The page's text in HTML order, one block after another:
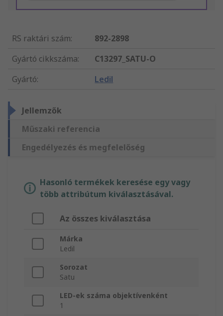
RS raktári szám:
892-2898
Gyártó cikkszáma:
C13297_SATU-O
Gyártó: Ledil
Jellemzők
Műszaki referencia
Engedélyezés és megfelelőség
Hasonló termékek keresése egy vagy
több attribútum kiválasztásával.
Az összes kiválasztása
Márka
Ledil
Sorozat
Satu
LED-ek száma objektívenként
1